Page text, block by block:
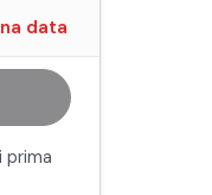
data
prima